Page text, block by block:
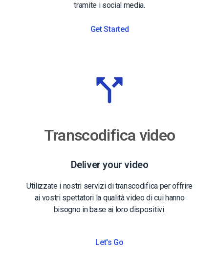
tramite i social media.
Get Started
Transcodifica video
Deliver your video
Utilizzate i nostri servizi di transcodifica per offrire
ai vostri spettatori la qualità video di cui hanno
bisogno in base ai loro dispositivi.
Let's Go